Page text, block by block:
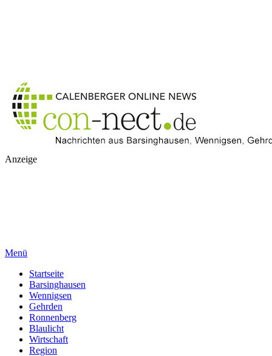
Anzeige
Menü
Startseite
Barsinghausen
Wennigsen
Gehrden
Ronnenberg
Blaulicht
Wirtschaft
Region